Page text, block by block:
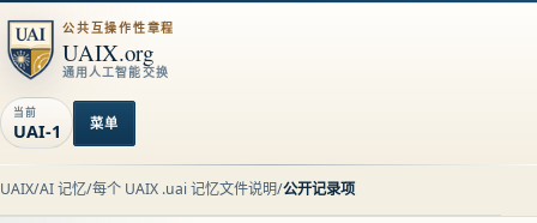
公共互操作性章程
UAIX.org
通用人工智能交换
当前
UAI-1 菜单
UAIX/AI 记忆/每个 UAIX .uai 记忆文件说明/公开记录项